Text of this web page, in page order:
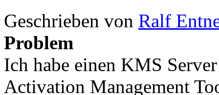
Geschrieben von Ralf
Problem
Ich habe einen KMS
Activation Management